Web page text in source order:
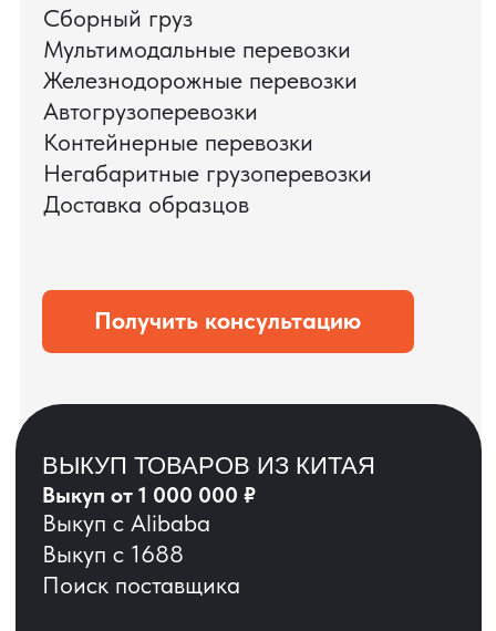
ДО ОПЛАТЫ?
ОСТАВЬТЕ ЗАЯВКУ
Мы вернёмся с расчётом и фото после
технической проверки